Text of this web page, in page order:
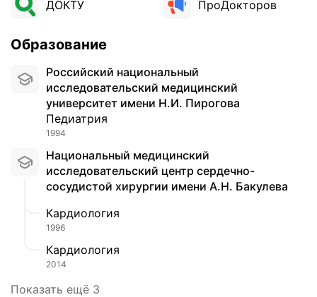
ДОКТУ ПроДокторов
Образование
Российский национальный
исследовательский медицинский
университет имени Н.И. Пирогова
Педиатрия
1994
Национальный медицинский
исследовательский центр сердечно-
сосудистой хирургии имени А.Н. Бакулева
Кардиология
1996
Кардиология
2014
Показать ещё 3